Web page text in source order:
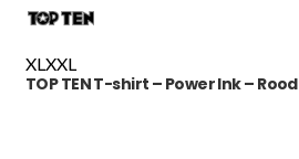
XLXXL
TOP TEN T-shirt – Power Ink – Rood